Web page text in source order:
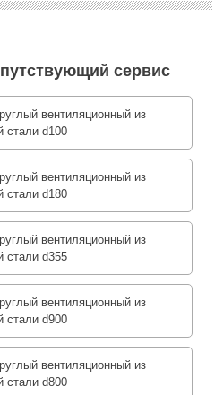
сервис
вентиляционный из
стали d100
вентиляционный из
стали d180
вентиляционный из
стали d355
вентиляционный из
стали d900
вентиляционный из
стали d800